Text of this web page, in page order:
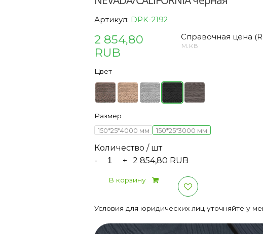
Артикул: DPK-2192
2 854,80
RUB
Справочная цена
м.кв
Цвет
Размер
150*25*4000 мм 150*25*3000 мм
Количество / шт
-
+ 2 854,80 RUB
В корзину
Условия для юридических лиц уточняйте у